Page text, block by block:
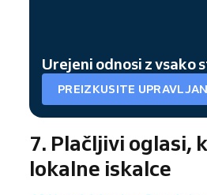
Urejeni odnosi z vsako
PREIZKUSITE
7. Plačljivi oglasi,
lokalne iskalce